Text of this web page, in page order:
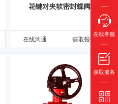
花键对夹软密封蝶阀
在线沟通 获取报价
在线客服
获取服务